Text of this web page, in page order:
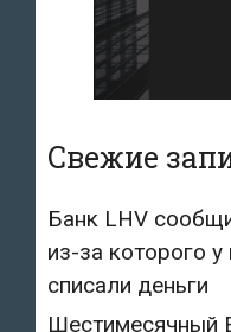
Свежие
Банк LHV
из-за которого
списали деньги
Шестимесячный